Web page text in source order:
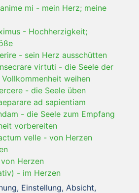
mi - mein Herz; meine
- Hochherzigkeit;
- sein Herz ausschütten
virtuti - die Seele der
weihen
- die Seele üben
ad sapientiam
- die Seele zum Empfang
vorbereiten
velle - von Herzen
von Herzen
- im Herzen
Einstellung, Absicht,